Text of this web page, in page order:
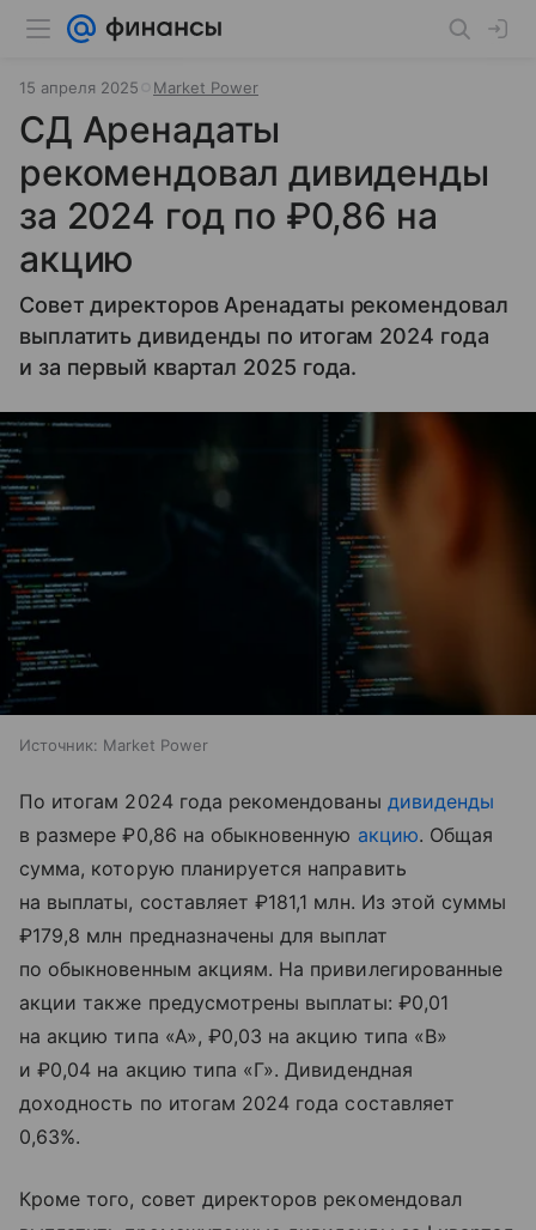
15 апреля 2025 Market Power
СД Аренадаты
рекомендовал дивиденды
за 2024 год по ₽0,86 на
акцию
Совет директоров Аренадаты рекомендовал
выплатить дивиденды по итогам 2024 года
и за первый квартал 2025 года.
Источник: Market Power
По итогам 2024 года рекомендованы дивиденды
в размере ₽0,86 на обыкновенную акцию. Общая
сумма, которую планируется направить
на выплаты, составляет ₽181,1 млн. Из этой суммы
₽179,8 млн предназначены для выплат
по обыкновенным акциям. На привилегированные
акции также предусмотрены выплаты: ₽0,01
на акцию типа «А», ₽0,03 на акцию типа «В»
и ₽0,04 на акцию типа «Г». Дивидендная
доходность по итогам 2024 года составляет
0,63%.
Кроме того, совет директоров рекомендовал